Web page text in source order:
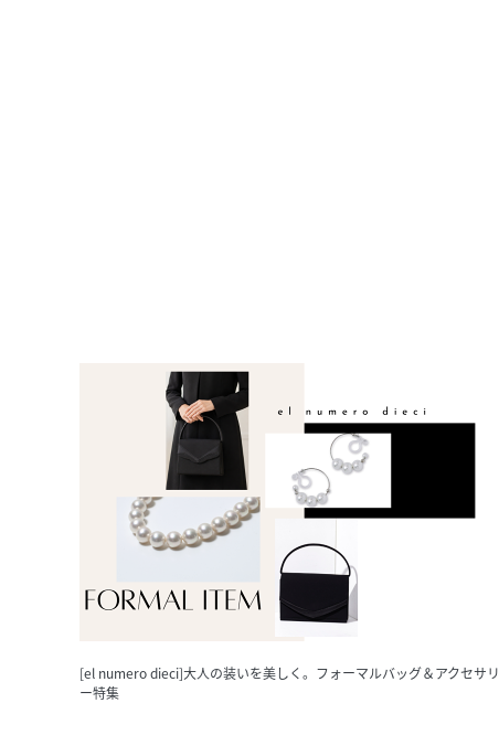
[el numero dieci]大人の装いを美しく。フォーマルバッグ＆アクセサリ
ー特集